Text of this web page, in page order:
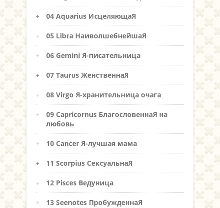
04 Aquarius ИсцеляющаЯ
05 Libra НаиволшебнейшаЯ
06 Gemini Я-писательница
07 Taurus ЖенственнаЯ
08 Virgo Я-хранительница очага
09 Capricornus БлагословеннаЯ на
любовь
10 Cancer Я-лучшая мама
11 Scorpius СексуальнаЯ
12 Pisces Ведуница
13 Seenotes ПробужденнаЯ